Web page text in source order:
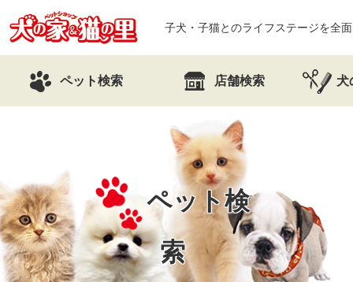
子犬・子猫とのライフステージを全
ペット検索 店舗検索 犬
ペット検
索